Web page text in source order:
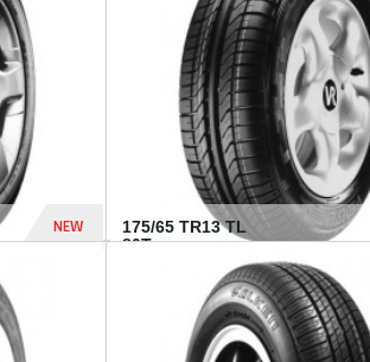
NEW
394 Dhs
175/65 TR13 TL
80T...